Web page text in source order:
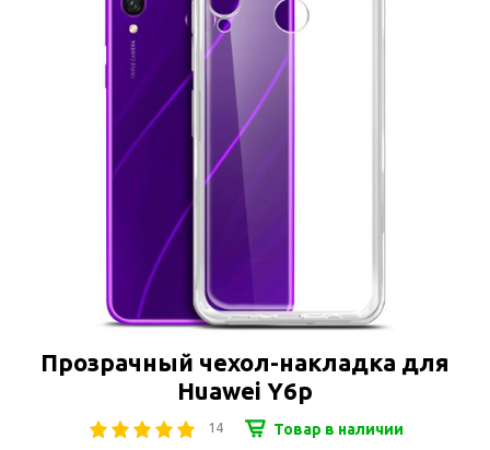
Прозрачный чехол-накладка для
Huawei Y6p
14 Товар в наличии